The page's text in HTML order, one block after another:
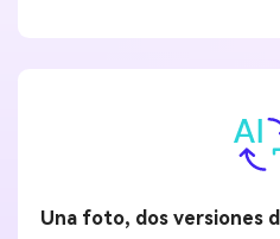
Una foto, dos versiones